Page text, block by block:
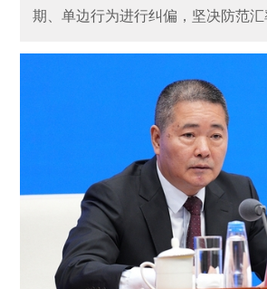
期、单边行为进行纠偏，坚决防范